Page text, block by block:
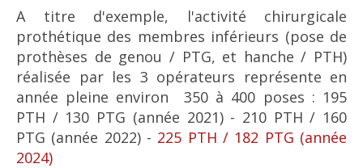
A titre d'exemple, l'activité chirurgicale
prothétique des membres inférieurs (pose de
prothèses de genou / PTG, et hanche / PTH)
réalisée par les 3 opérateurs représente en
année pleine environ 350 à 400 poses : 195
PTH / 130 PTG (année 2021) - 210 PTH / 160
PTG (année 2022) - 225 PTH / 182 PTG (année
2024)